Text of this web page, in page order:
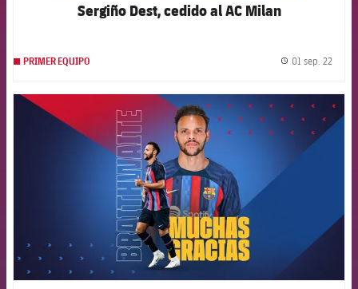
Sergiño Dest, cedido al AC Milan
PRIMER EQUIPO 01 sep. 22
FCB Barcelona badge